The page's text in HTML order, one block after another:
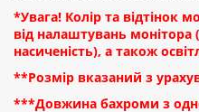
*Увага! Колір та відтінок
від налаштувань монітора
насиченість), а також
**Розмір вказаний з
***Довжина бахроми з